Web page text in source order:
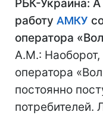
РБК-Украина:
работу АМКУ
оператора
А.М.: Наоборот,
оператора
постоянно